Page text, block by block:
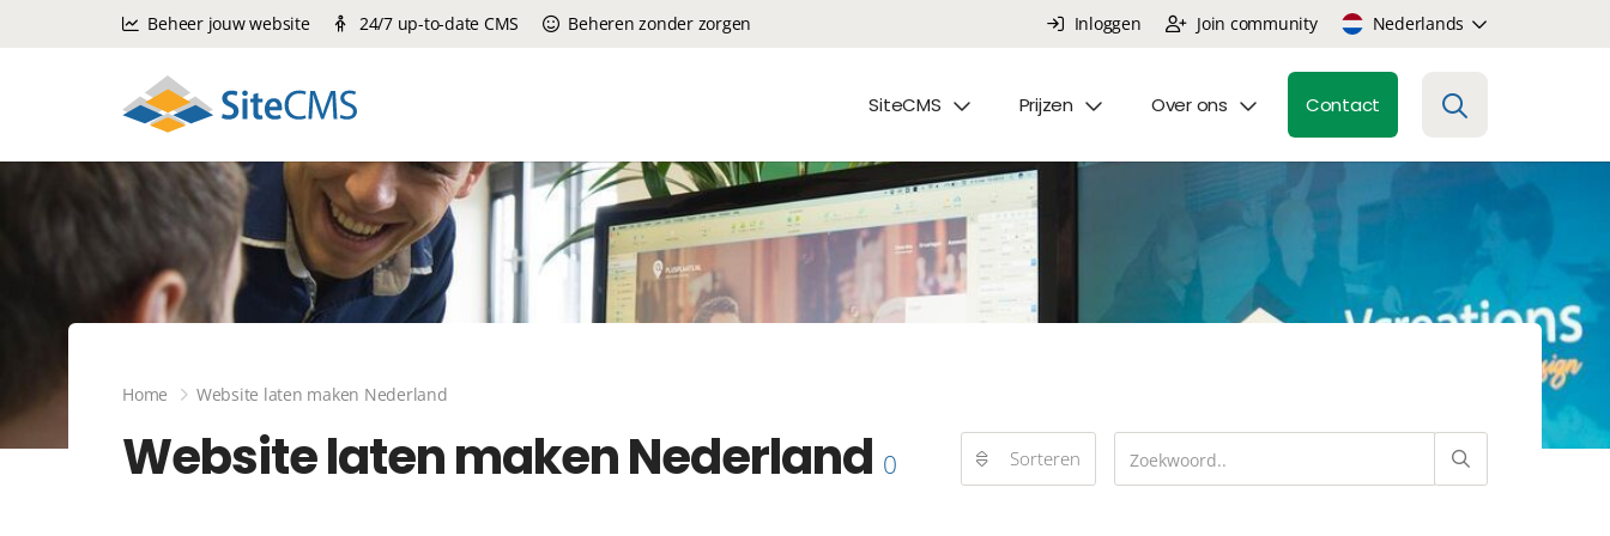
Home Website laten maken Nederland
Website laten maken Nederland 0 Sorteren
Beheer jouw website 24/7 up-to-date CMS Beheren zonder zorgen Inloggen Join community Nederlands
SiteCMS Prijzen Over ons Contact